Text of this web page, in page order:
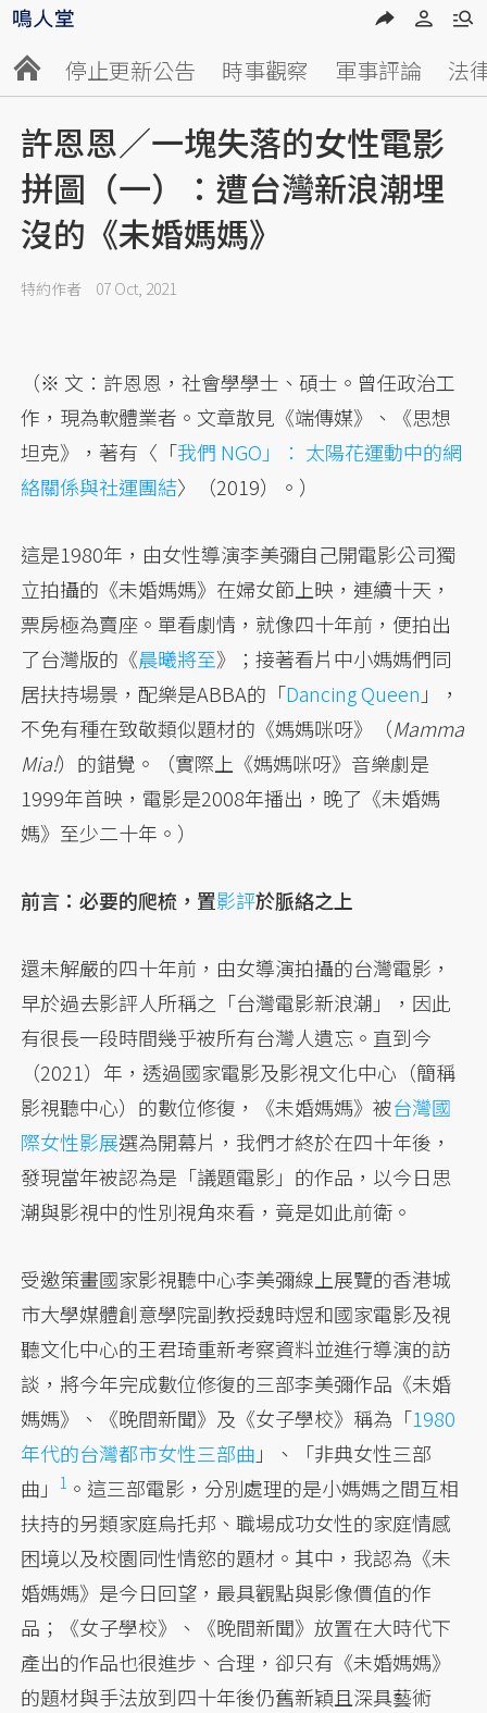
停止更新公告 時事觀察 軍事評論 法
許恩恩／一塊失落的女性電影
拼圖（一）：遭台灣新浪潮埋
沒的《未婚媽媽》
特約作者 07 Oct, 2021
（※ 文：許恩恩，社會學學士、碩士。曾任政治工
作，現為軟體業者。文章散見《端傳媒》、《思想
坦克》，著有〈「我們 NGO」： 太陽花運動中的網
絡關係與社運團結〉（2019）。）
這是1980年，由女性導演李美彌自己開電影公司獨
立拍攝的《未婚媽媽》在婦女節上映，連續十天，
票房極為賣座。單看劇情，就像四十年前，便拍出
了台灣版的《晨曦將至》；接著看片中小媽媽們同
居扶持場景，配樂是ABBA的「Dancing Queen 」，
不免有種在致敬類似題材的《媽媽咪呀》（Mamma
Mia!）的錯覺。（實際上《媽媽咪呀》音樂劇是
1999年首映，電影是2008年播出，晚了《未婚媽
媽》至少二十年。）
前言：必要的爬梳，置影評於脈絡之上
還未解嚴的四十年前，由女導演拍攝的台灣電影，
早於過去影評人所稱之「台灣電影新浪潮」，因此
有很長一段時間幾乎被所有台灣人遺忘。直到今
（2021）年，透過國家電影及影視文化中心（簡稱
影視聽中心）的數位修復，《未婚媽媽》被台灣國
際女性影展選為開幕片，我們才終於在四十年後，
發現當年被認為是「議題電影」的作品，以今日思
潮與影視中的性別視角來看，竟是如此前衛。
受邀策畫國家影視聽中心李美彌線上展覽的香港城
市大學媒體創意學院副教授魏時煜和國家電影及視
聽文化中心的王君琦重新考察資料並進行導演的訪
談，將今年完成數位修復的三部李美彌作品《未婚
媽媽》、《晚間新聞》及《女子學校》稱為「1980
年代的台灣都市女性三部曲 」、
「非典女性三部
曲」1 。這三部電影，分別處理的是小媽媽之間互相
扶持的另類家庭烏托邦、職場成功女性的家庭情感
困境以及校園同性情慾的題材。其中，我認為《未
婚媽媽》是今日回望，最具觀點與影像價值的作
品；《女子學校》、《晚間新聞》放置在大時代下
產出的作品也很進步、合理，卻只有《未婚媽媽》
的題材與手法放到四十年後仍舊新穎且深具藝術